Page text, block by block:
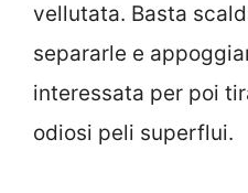
vellutata. Basta
separarle e
interessata per poi
odiosi peli superflui.